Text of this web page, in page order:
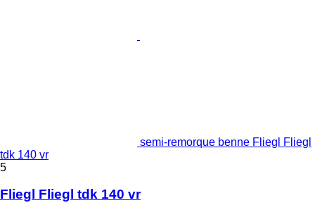
semi-remorque benne Fliegl Fliegl
tdk 140 vr
5
Fliegl Fliegl tdk 140 vr